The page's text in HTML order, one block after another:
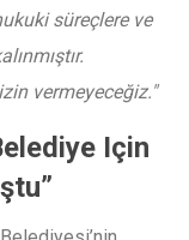
süreçlere ve
vermeyeceğiz."
Için